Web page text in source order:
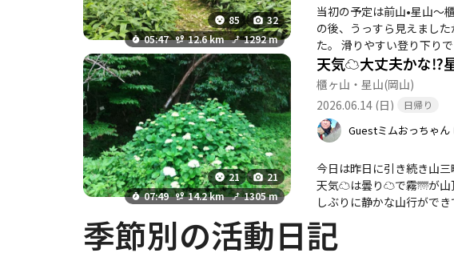
死になったり死亡したり
物の死生観や人間の喪に
を築いていたようでしたので、彼らもや
実はこれで2度目です。
ほとんど通らない道でし
ころが、この日に出くわ
たり、座り込んでいたり
困ったちゃんも😅 止まっ
轢（ひ）かれる前によけ
いなければ近寄ってはこ
りしており、穏やかな表
ロ運転で通り抜けるのに
をもじり、「猿の惑星山
とお伝えしたところ、1匹
85
32
05:47
12.6 km 1292 m
当初の予定は前山•星山〜
の後、うっすら見えまし
た。 滑りやすい登り下りで
の充電するのが遅くなり
21
21
07:49
14.2 km 1305 m
天気☁️大丈夫かな⁉️
櫃ヶ山・星山(岡山)
2026.06.14 (日)
日帰り
Guestミムおっちゃん
今日は昨日に引き続き山
天気☁️は曇り☁️で霧🌁が山
しぶりに静かな山行がで
は撮れなかったけど。たま
た。
季節別の活動日記